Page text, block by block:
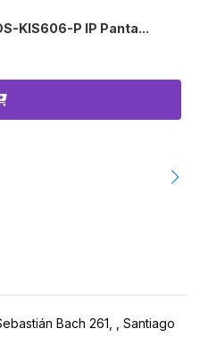
KIS606-P IP Panta...
Bach 261, , Santiago